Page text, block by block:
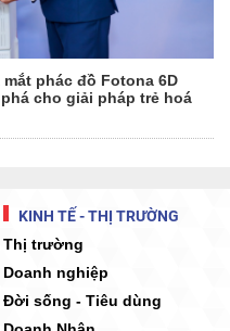
phác đồ Fotona 6D
cho giải pháp trẻ hoá
KINH TẾ - THỊ TRƯỜNG
Thị trường
Doanh nghiệp
Đời sống - Tiêu dùng